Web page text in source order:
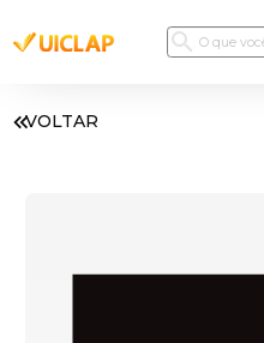
VOLTAR